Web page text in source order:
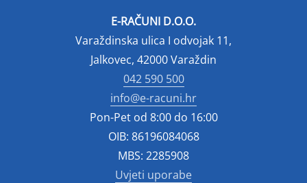
E-RAČUNI D.O.O.
Varaždinska ulica I odvojak 11,
Jalkovec, 42000 Varaždin
042 590 500
info@e-racuni.hr
Pon-Pet od 8:00 do 16:00
OIB: 86196084068
MBS: 2285908
Uvjeti uporabe